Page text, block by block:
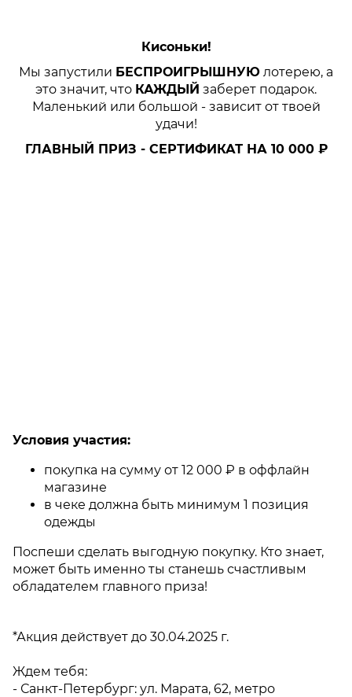
Кисоньки!
Мы запустили БЕСПРОИГРЫШНУЮ лотерею, а
это значит, что КАЖДЫЙ заберет подарок.
Маленький или большой - зависит от твоей
удачи!
ГЛАВНЫЙ ПРИЗ - СЕРТИФИКАТ НА 10 000 ₽
Условия участия:
покупка на сумму от 12 000 ₽ в оффлайн
магазине
в чеке должна быть минимум 1 позиция
одежды
Поспеши сделать выгодную покупку. Кто знает,
может быть именно ты станешь счастливым
обладателем главного приза!
*Акция действует до 30.04.2025 г.
Ждем тебя:
- Санкт-Петербург: ул. Марата, 62, метро